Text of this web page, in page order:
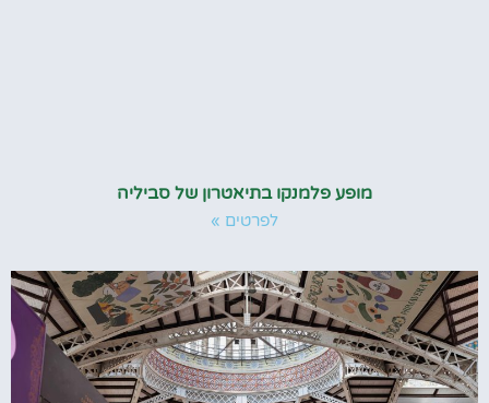
מופע פלמנקו בתיאטרון של סביליה
לפרטים »